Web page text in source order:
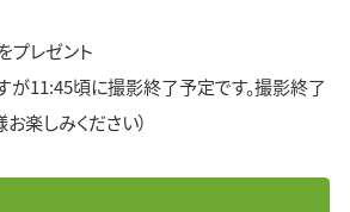
プレゼント
が11:45頃に撮影終了予定です。撮影終了
楽しみください）